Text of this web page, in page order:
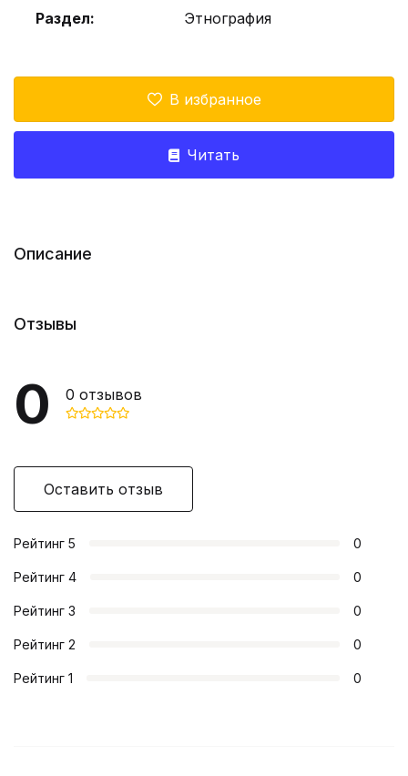
Раздел: Этнография
В избранное
Читать
Описание
Отзывы
0 0 отзывов
Оставить отзыв
Рейтинг 5 0
Рейтинг 4 0
Рейтинг 3 0
Рейтинг 2 0
Рейтинг 1 0